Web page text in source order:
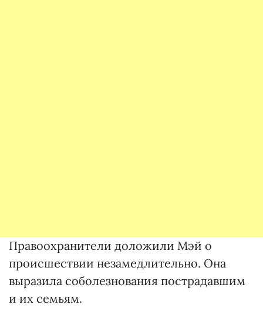
Правоохранители доложили Мэй о
происшествии незамедлительно. Она
выразила соболезнования пострадавшим
и их семьям.